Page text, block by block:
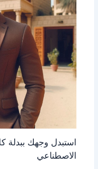
استبدل وجهك ببدلة
الاصطناعي